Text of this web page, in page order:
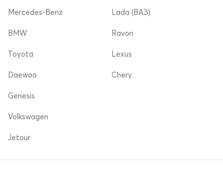
Mercedes-Benz Lada (ВАЗ)
BMW
Toyota
Daewoo
Ravon
Lexus
Chery
Genesis
Volkswagen
Jetour